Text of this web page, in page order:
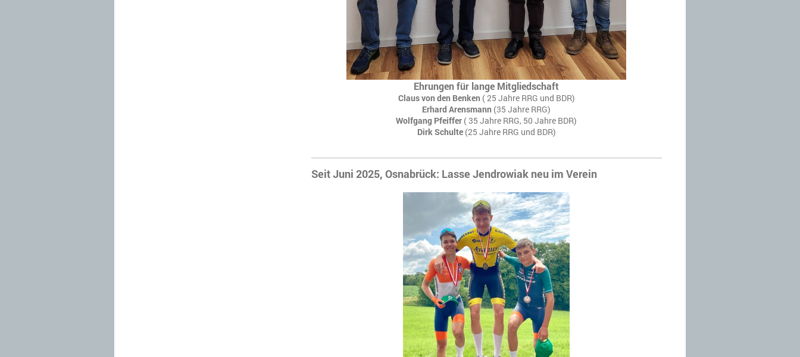
Ehrungen für lange Mitgliedschaft
Claus von den Benken( 25 Jahre RRG und BDR)
Erhard Arensmann (35 Jahre RRG)
Wolfgang Pfeiffer ( 35 Jahre RRG, 50 Jahre BDR)
Dirk Schulte(25 Jahre RRG und BDR)
Seit Juni 2025, Osnabrück: Lasse Jendrowiak neu im Verein